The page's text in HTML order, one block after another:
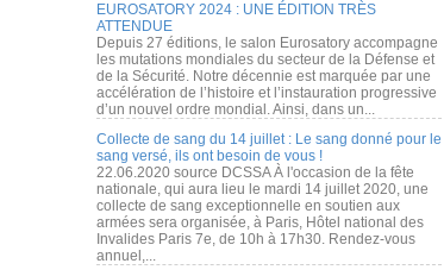
EUROSATORY 2024 : UNE ÉDITION TRÈS
ATTENDUE
Depuis 27 éditions, le salon Eurosatory accompagne
les mutations mondiales du secteur de la Défense et
de la Sécurité. Notre décennie est marquée par une
accélération de l’histoire et l’instauration progressive
d’un nouvel ordre mondial. Ainsi, dans un...
Collecte de sang du 14 juillet : Le sang donné pour le
sang versé, ils ont besoin de vous !
22.06.2020 source DCSSA À l'occasion de la fête
nationale, qui aura lieu le mardi 14 juillet 2020, une
collecte de sang exceptionnelle en soutien aux
armées sera organisée, à Paris, Hôtel national des
Invalides Paris 7e, de 10h à 17h30. Rendez-vous
annuel,...